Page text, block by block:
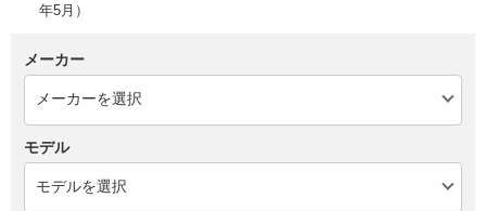
年5月）
メーカー
モデル